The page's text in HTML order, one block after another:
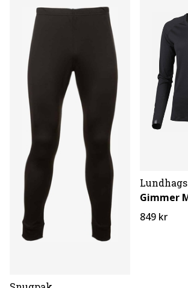
Lundhags
849 kr